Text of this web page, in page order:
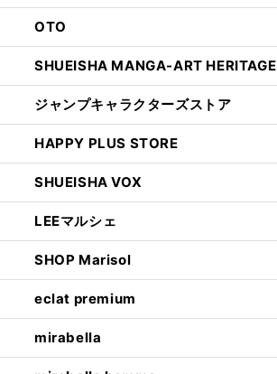
OTO
SHUEISHA MANGA-ART HERITAGE
ジャンプキャラクターズストア
HAPPY PLUS STORE
SHUEISHA VOX
LEEマルシェ
SHOP Marisol
eclat premium
mirabella